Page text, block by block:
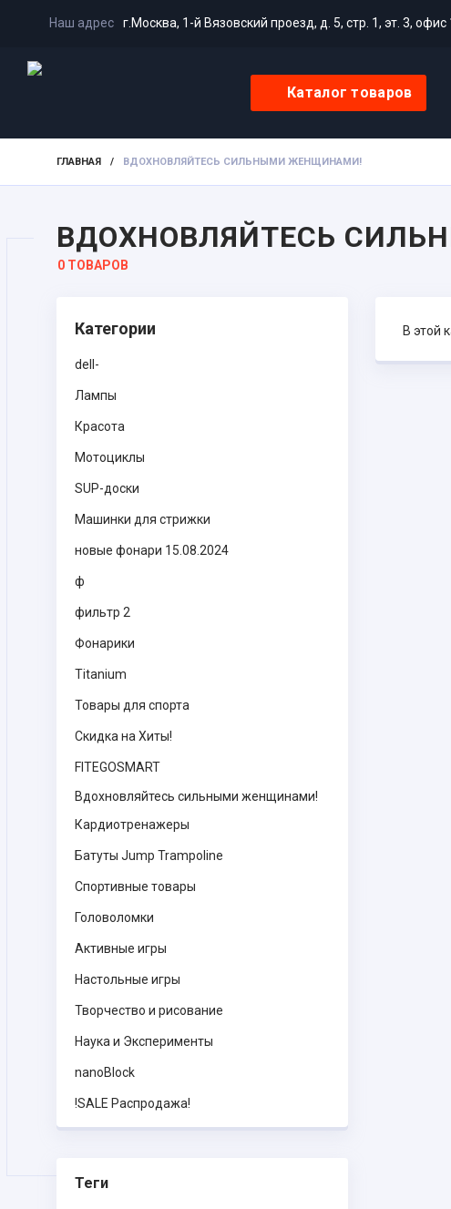
Наш адрес г.Москва, 1-й Вязовский проезд, д. 5, стр. 1, эт. 3, офис
Каталог товаров
ГЛАВНАЯ / ВДОХНОВЛЯЙТЕСЬ СИЛЬНЫМИ ЖЕНЩИНАМИ!
ВДОХНОВЛЯЙТЕСЬ
0 ТОВАРОВ
Категории
dell-
Лампы
Красота
Мотоциклы
SUP-доски
Машинки для стрижки
новые фонари 15.08.2024
ф
фильтр 2
Фонарики
Titanium
Товары для спорта
Скидка на Хиты!
FITEGOSMART
Вдохновляйтесь сильными женщинами!
Кардиотренажеры
Батуты Jump Trampoline
Спортивные товары
Головоломки
Активные игры
Настольные игры
Творчество и рисование
Наука и Эксперименты
nanoBlock
!SALE Распродажа!
Теги
В этой